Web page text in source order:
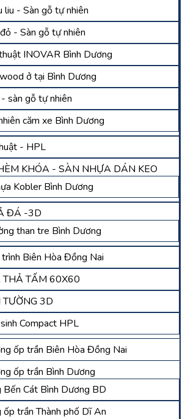
liu - Sàn gỗ tự nhiên
- Sàn gỗ tự nhiên
INOVAR Bình Dương
ở tại Bình Dương
sàn gỗ tự nhiên
căm xe Bình Dương
- HPL
KHÓA - SÀN NHỰA DÁN KEO
Kobler Bình Dương
ĐÁ -3D
than tre Bình Dương
Biên Hòa Đồng Nai
TẤM 60X60
3D
Compact HPL
ốp trần Biên Hòa Đồng Nai
ốp trần Bình Dương
Cát Bình Dương BD
trần Thành phố Dĩ An